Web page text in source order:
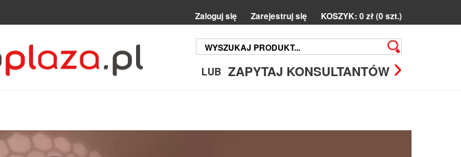
Zaloguj się Zarejestruj się KOSZYK: 0 zł (0 szt.)
LUB ZAPYTAJ KONSULTANTÓW